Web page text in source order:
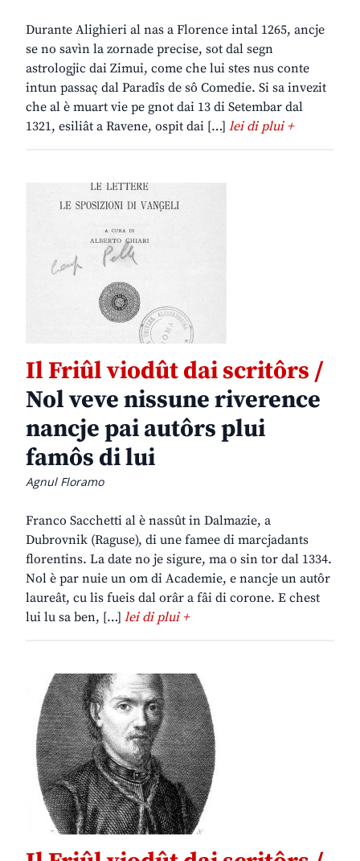
Durante Alighieri al nas a Florence intal 1265, ancje
se no savìn la zornade precise, sot dal segn
astrologjic dai Zimui, come che lui stes nus conte
intun passaç dal Paradîs de sô Comedie. Si sa invezit
che al è muart vie pe gnot dai 13 di Setembar dal
1321, esiliât a Ravene, ospit dai […] lei di plui +
Il Friûl viodût dai scritôrs /
Nol veve nissune riverence
nancje pai autôrs plui
famôs di lui
Agnul Floramo
Franco Sacchetti al è nassût in Dalmazie, a
Dubrovnik (Raguse), di une famee di marcjadants
florentins. La date no je sigure, ma o sin tor dal 1334.
Nol è par nuie un om di Academie, e nancje un autôr
laureât, cu lis fueis dal orâr a fâi di corone. E chest
lui lu sa ben, […] lei di plui +